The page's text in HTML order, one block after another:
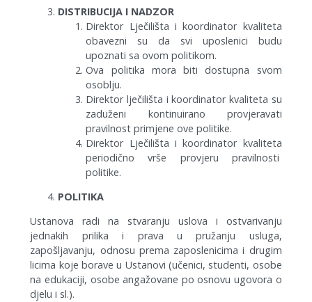
DISTRIBUCIJA I NADZOR
Direktor Lječilišta i koordinator kvaliteta
obavezni su da svi uposlenici budu
upoznati sa ovom politikom.
Ova politika mora biti dostupna svom
osoblju.
Direktor lječilišta i koordinator kvaliteta su
zaduženi kontinuirano provjeravati
pravilnost primjene ove politike.
Direktor Lječilišta i koordinator kvaliteta
periodično vrše provjeru pravilnosti
politike.
POLITIKA
Ustanova radi na stvaranju uslova i ostvarivanju
jednakih prilika i prava u pružanju usluga,
zapošljavanju, odnosu prema zaposlenicima i drugim
licima koje borave u Ustanovi (učenici, studenti, osobe
na edukaciji, osobe angažovane po osnovu ugovora o
djelu i sl.).